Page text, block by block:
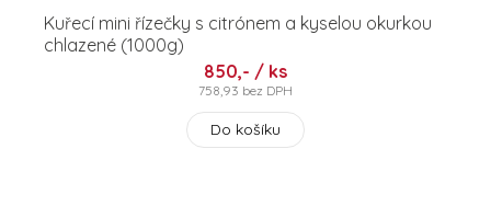
Kuřecí mini řízečky s citrónem a kyselou okurkou
chlazené (1000g)
850,- / ks
758,93 bez DPH
Do košíku